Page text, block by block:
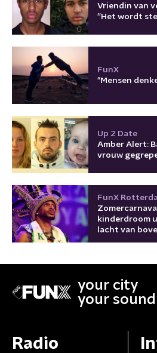
Vriendin van
''Het wordt
FunX
"Mensen
Up 2 Date
Amber Alert:
vrouw
FunX
kinderdroom
lacht van
your city
your sound
Radio